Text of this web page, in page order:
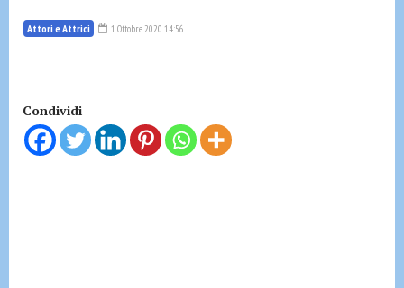
tAttori e Attrici 1 Ottobre 2020 14:56
Condividi